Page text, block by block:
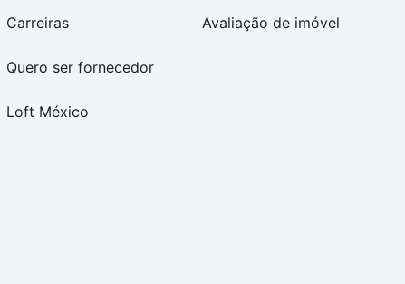
Carreiras
Quero ser fornecedor
Loft México
Avaliação de imóvel